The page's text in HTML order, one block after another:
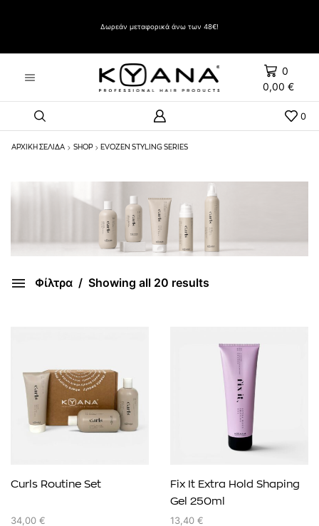
Δωρεάν μεταφορικά άνω των 48€!
0
0,00 €
0
ΑΡΧΙΚΉ ΣΕΛΊΔΑ SHOP EVOZEN STYLING SERIES
Φίλτρα Showing all 20 results
Curls Routine Set
34,00 €
Fix It Extra Hold Shaping
Gel 250ml
13,40 €